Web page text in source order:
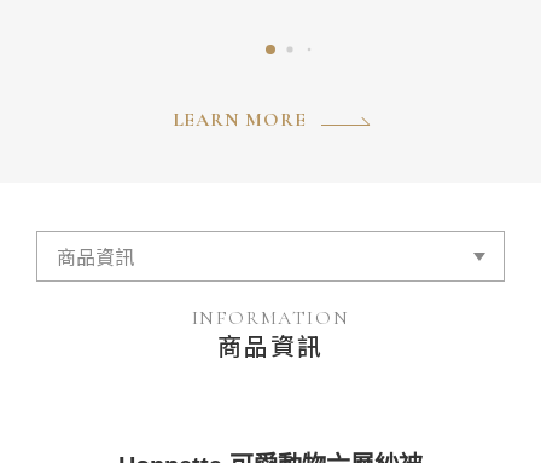
LEARN MORE
INFORMATION
商品資訊